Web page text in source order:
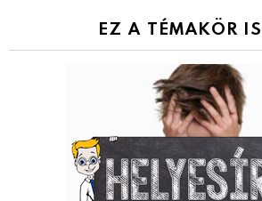
EZ A TÉMAKÖR